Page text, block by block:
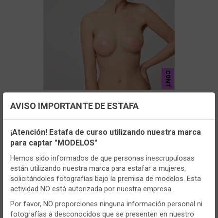
CONT
- YM10146
VER MÁS
Configuración de cookies
Utilizamos cookies propias y de terceros, de sesión o
persistentes, para hacer funcionar de manera segura nuestra
página web y personalizar su contenido.
Igualmente, utilizamos cookies para medir y obtener datos de
la navegación que realizas y para ajustar el contenido a tus
gustos y preferencias.
Puedesconfigurary aceptar el uso de cookies a tu gusto.
AVISO IMPORTANTE DE ESTAFA
¡Atención! Estafa de curso utilizando nuestra marca
para captar "MODELOS"
Hemos sido informados de que personas inescrupulosas
están utilizando nuestra marca para estafar a mujeres,
solicitándoles fotografías bajo la premisa de modelos. Esta
actividad NO está autorizada por nuestra empresa.
Por favor, NO proporciones ninguna información personal ni
fotografías a desconocidos que se presenten en nuestro